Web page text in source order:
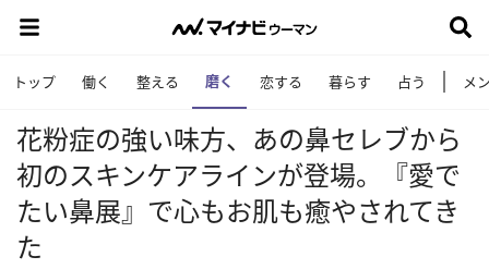
トップ 働く 整える 磨く 恋する 暮らす 占う メ
花粉症の強い味方、あの鼻セレブから
初のスキンケアラインが登場。『愛で
たい鼻展』で心もお肌も癒やされてき
た